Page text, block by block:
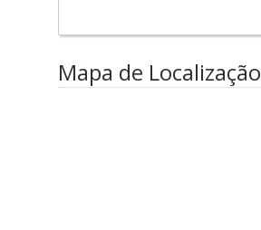
Mapa de Localização